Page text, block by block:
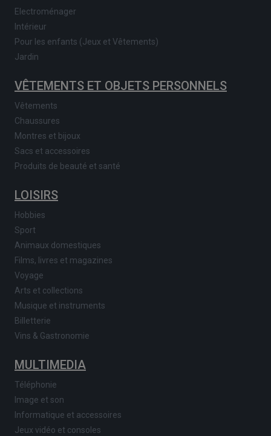
Electroménager
Intérieur
Pour les enfants (Jeux et Vêtements)
Jardin
VÊTEMENTS ET OBJETS PERSONNELS
Vêtements
Chaussures
Montres et bijoux
Sacs et accessoires
Produits de beauté et santé
LOISIRS
Hobbies
Sport
Animaux domestiques
Films, livres et magazines
Voyage
Arts et collections
Musique et instruments
Billetterie
Vins & Gastronomie
MULTIMEDIA
Téléphonie
Image et son
Informatique et accessoires
Jeux vidéo et consoles